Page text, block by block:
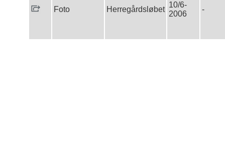
Foto Herregårdsløbet
10/6-
2006
-